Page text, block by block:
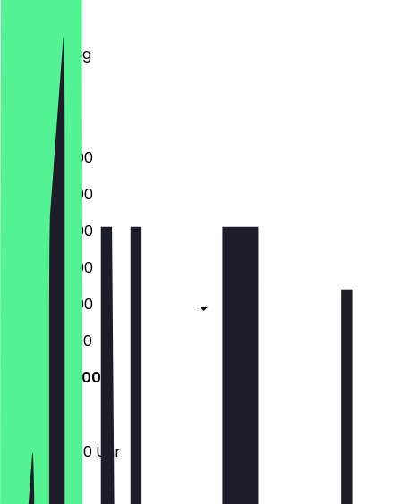
Donnerstag
Samstag
Sonntag
17:00 - 22:00
17:00 - 22:00
17:00 - 22:00
17:00 - 22:00
17:00 - 22:00
12:00 - 22:00
12:00 - 22:00
12:00 - 22:00 Uhr